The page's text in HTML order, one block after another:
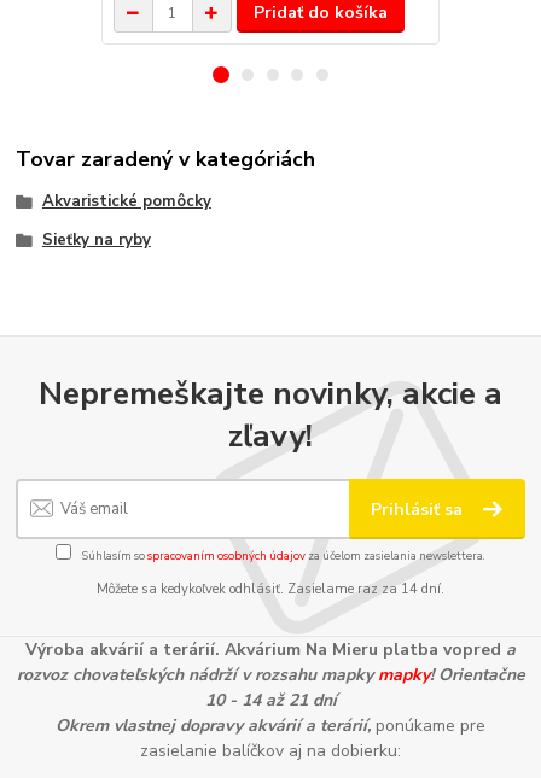
Pridať do košíka
Tovar zaradený v kategóriách
Akvaristické pomôcky
Sieťky na ryby
Nepremeškajte novinky, akcie a
zľavy!
Prihlásiť sa
Súhlasím sospracovaním osobných údajov za účelom zasielania newslettera.
Môžete sa kedykoľvek odhlásiť. Zasielame raz za 14 dní.
Výroba akvárií a terárií. Akvárium Na Mieru platba vopred a
rozvoz chovateľských nádrží v rozsahu mapkymapky! Orientačne
10 - 14 až 21 dní
Okrem vlastnej dopravy akvárií a terárií, ponúkame pre
zasielanie balíčkov aj na dobierku: